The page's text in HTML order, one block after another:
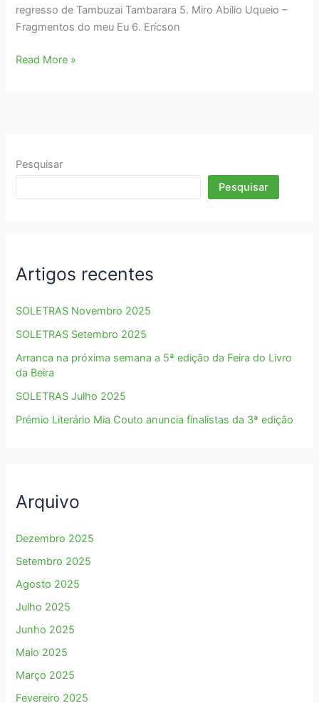
regresso de Tambuzai Tambarara 5. Miro Abílio Uqueio –
Fragmentos do meu Eu 6. Erícson
Lista
crónicas
FLIB
2022
Read More »
Pesquisar
Pesquisar
Artigos recentes
SOLETRAS Novembro 2025
SOLETRAS Setembro 2025
Arranca na próxima semana a 5ª edição da Feira do Livro
da Beira
SOLETRAS Julho 2025
Prémio Literário Mia Couto anuncia finalistas da 3ª edição
Arquivo
Dezembro 2025
Setembro 2025
Agosto 2025
Julho 2025
Junho 2025
Maio 2025
Março 2025
Fevereiro 2025